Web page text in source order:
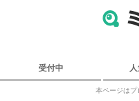
受付中
本ページはプ